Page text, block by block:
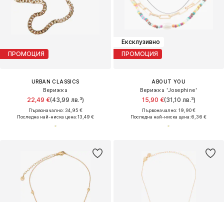
ПРОМОЦИЯ
URBAN CLASSICS
Верижка
22,49 €(43,99 лв.³)
Първоначално: 34,95 €
Последна най-ниска цена:13,49 €
Ексклузивно
ПРОМОЦИЯ
ABOUT YOU
Верижка 'Josephine'
15,90 €(31,10 лв.³)
Първоначално: 19,90 €
Последна най-ниска цена:6,36 €